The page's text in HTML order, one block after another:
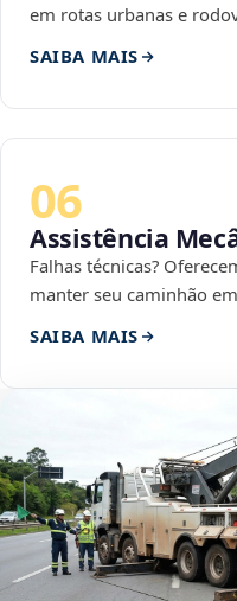
em rotas urbanas e
SAIBA MAIS
06
Assistência
Falhas técnicas?
manter seu caminhão
SAIBA MAIS